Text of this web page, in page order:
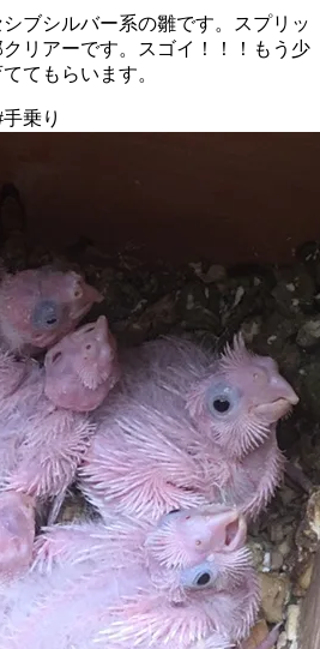
ブシルバー系の雛です。スプリッ
リアーです。スゴイ！！！もう少
てもらいます。
乗り